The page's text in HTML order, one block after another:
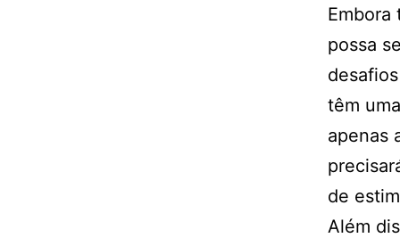
Embora
possa
têm
apenas
de
Além